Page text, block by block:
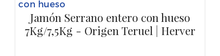
con hueso
Jamón Serrano entero con hueso
7Kg/7,5Kg - Origen Teruel | Herver